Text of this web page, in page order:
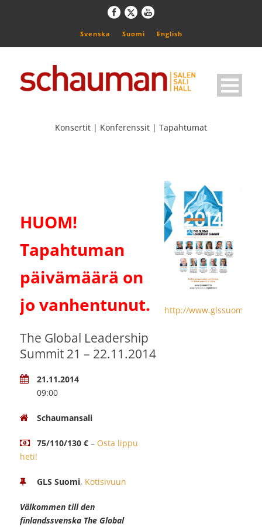
Svenska Suomi English
Konsertit | Konferenssit | Tapahtumat
HUOM!
Tapahtuman
päivämäärä on
jo vanhentunut.
The Global Leadership
Summit 21 – 22.11.2014
21.11.2014
09:00
Schaumansali
75/110/130 € – Osta lippu
heti!
GLS Suomi, Kotisivuun
Välkommen till den
finlandssvenska The Global
http://www.glssuomi.fi/